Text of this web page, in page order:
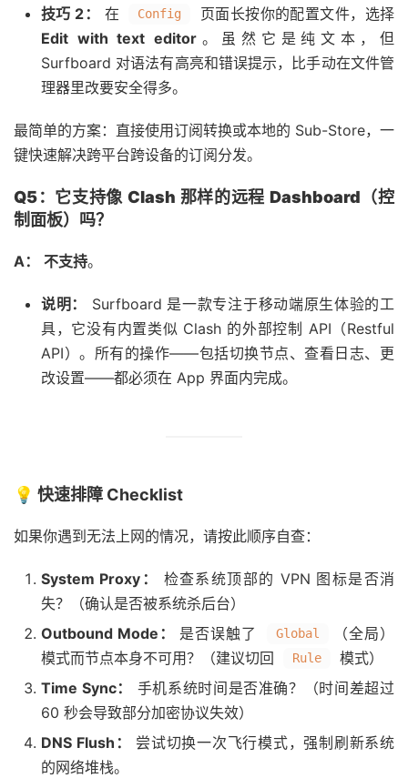
技巧 2：
在 Config
页面长按你的配置文件，选择
Edit with text editor 。虽然它是纯文本，但
Surfboard 对语法有高亮和错误提示，比手动在文件管
理器里改要安全得多。
最简单的方案：直接使用订阅转换或本地的 Sub-Store，一
键快速解决跨平台跨设备的订阅分发。
Q5：它支持像 Clash 那样的远程 Dashboard（控
制面板）吗？
A： 不支持。
说明：
Surfboard 是一款专注于移动端原生体验的工
具，它没有内置类似 Clash 的外部控制 API（Restful
API）。所有的操作——包括切换节点、查看日志、更
改设置——都必须在 App 界面内完成。
💡 快速排障 Checklist
如果你遇到无法上网的情况，请按此顺序自查：
System Proxy：
检查系统顶部的 VPN 图标是否消
失？（确认是否被系统杀后台）
Outbound Mode：
是否误触了 Global
（全局）
模式而节点本身不可用？（建议切回
Rule
模式）
Time Sync：
手机系统时间是否准确？（时间差超过
60 秒会导致部分加密协议失效）
DNS Flush：
尝试切换一次飞行模式，强制刷新系统
的网络堆栈。